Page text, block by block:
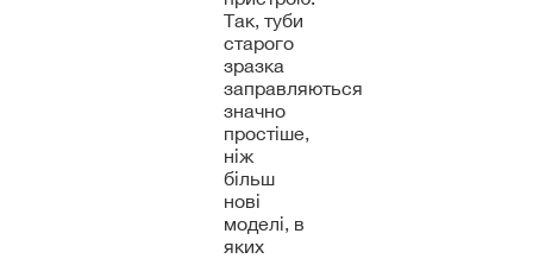
Так, туби
старого
зразка
заправляються
значно
простіше,
ніж
більш
нові
моделі, в
яких